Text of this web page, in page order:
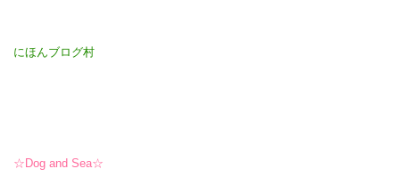
にほんブログ村
☆Dog and Sea☆